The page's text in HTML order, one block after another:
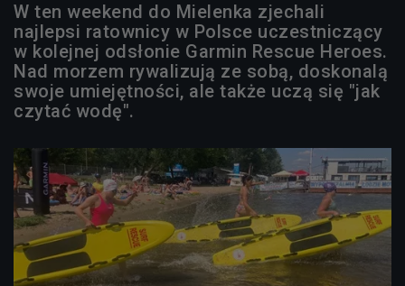
W ten weekend do Mielenka zjechali
najlepsi ratownicy w Polsce uczestniczący
w kolejnej odsłonie Garmin Rescue Heroes.
Nad morzem rywalizują ze sobą, doskonalą
swoje umiejętności, ale także uczą się "jak
czytać wodę".